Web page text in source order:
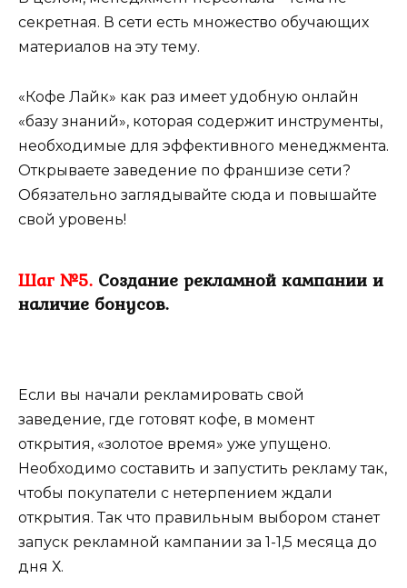
секретная. В сети есть множество обучающих
материалов на эту тему.
«Кофе Лайк» как раз имеет удобную онлайн
«базу знаний», которая содержит инструменты,
необходимые для эффективного менеджмента.
Открываете заведение по франшизе сети?
Обязательно заглядывайте сюда и повышайте
свой уровень!
Шаг №5. Создание рекламной кампании и
наличие бонусов.
Если вы начали рекламировать свой
заведение, где готовят кофе, в момент
открытия, «золотое время» уже упущено.
Необходимо составить и запустить рекламу так,
чтобы покупатели с нетерпением ждали
открытия. Так что правильным выбором станет
запуск рекламной кампании за 1-1,5 месяца до
дня Х.